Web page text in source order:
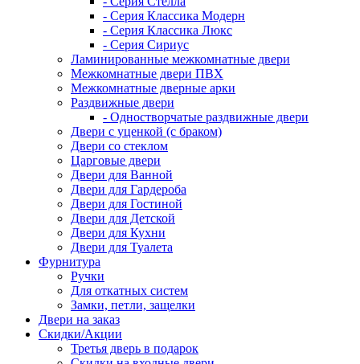
- Серия Классика Модерн
- Серия Классика Люкс
- Серия Сириус
Ламинированные межкомнатные двери
Межкомнатные двери ПВХ
Межкомнатные дверные арки
Раздвижные двери
- Одностворчатые раздвижные двери
Двери с уценкой (с браком)
Двери со стеклом
Царговые двери
Двери для Ванной
Двери для Гардероба
Двери для Гостиной
Двери для Детской
Двери для Кухни
Двери для Туалета
Фурнитура
Ручки
Для откатных систем
Замки, петли, защелки
Двери на заказ
Скидки/Акции
Третья дверь в подарок